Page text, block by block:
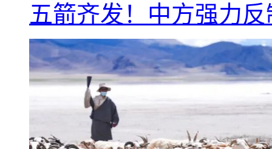
五箭齐发！中方强力